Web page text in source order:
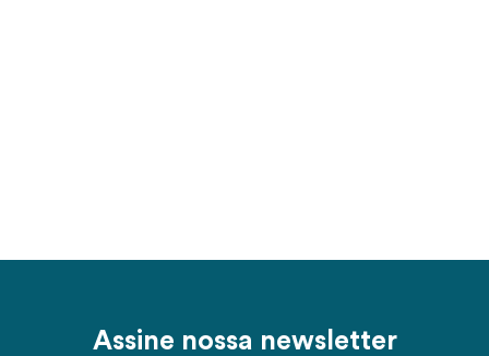
Assine nossa newsletter